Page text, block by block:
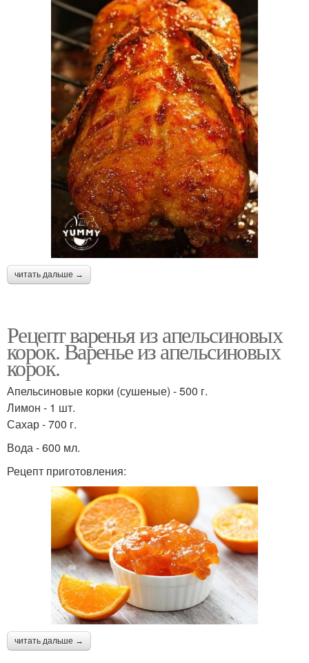
читать дальше →
Рецепт варенья из апельсиновых
корок. Варенье из апельсиновых
корок.
Апельсиновые корки (сушеные) - 500 г.
Лимон - 1 шт.
Сахар - 700 г.
Вода - 600 мл.
Рецепт приготовления:
читать дальше →